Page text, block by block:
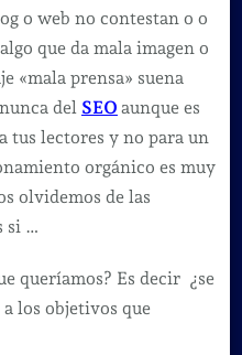
tu
blog.
o web no contestan o o
que da mala imagen o
«mala prensa» suena
del SEO aunque es
tus lectores y no para un
orgánico es muy
olvidemos de las
si …
queríamos? Es decir ¿se
los objetivos que